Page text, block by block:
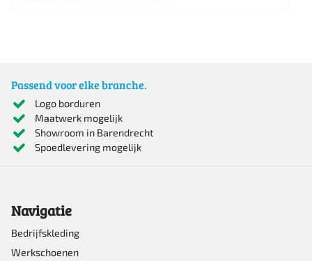
variaties.
Deze
optie
worden
op
de
Passend voor elke branche.
Logo borduren
Maatwerk mogelijk
Showroom in Barendrecht
Spoedlevering mogelijk
Navigatie
Bedrijfskleding
Werkschoenen